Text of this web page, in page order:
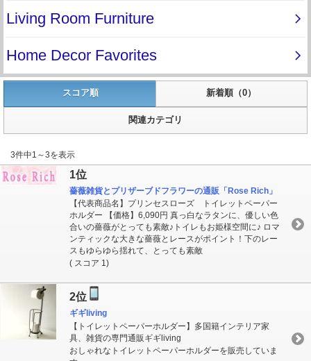
スコア順 新着順（0）
関連カテゴリ
3件中1～3を表示
1位
薔薇雑貨とプリザーブドフラワーの通販「Rose Rich」
【代表商品名】プリンセスローズ トイレットペーパー
ホルダー 【価格】6,090円 真っ白なラタンに、優しい色
合いの薔薇がとっても素敵♪トイレもお姫様空間に♪ ロマ
ンティックな大きな薔薇とレースがポイント！下のレー
スもゆらゆら揺れて、とっても素敵
( スコア 1)
2位
ギギliving
【トイレットペーパーホルダー】多国籍インテリア家
具、雑貨の専門通販ギギliving
おしゃれなトイレットペーパーホルダーを販売していま